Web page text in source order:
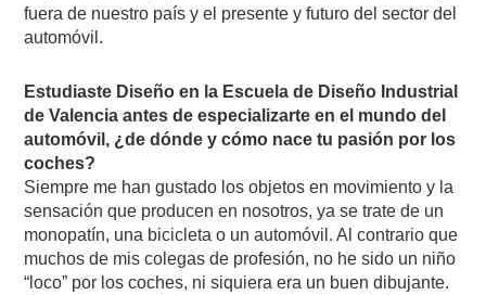
fuera de nuestro país y el presente y futuro del sector del
automóvil.
Estudiaste Diseño en la Escuela de Diseño Industrial
de Valencia antes de especializarte en el mundo del
automóvil, ¿de dónde y cómo nace tu pasión por los
coches?
Siempre me han gustado los objetos en movimiento y la
sensación que producen en nosotros, ya se trate de un
monopatín, una bicicleta o un automóvil. Al contrario que
muchos de mis colegas de profesión, no he sido un niño
“loco” por los coches, ni siquiera era un buen dibujante.